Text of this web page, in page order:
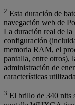
2 Esta duración de
navegación web de
La duración real de la
configuración
memoria RAM, el
pantalla, entre otros),
administración de
características
3 El brillo de 340 nits